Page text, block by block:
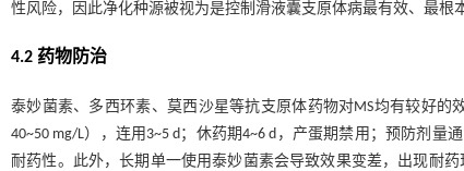
性风险，因此净化种源被视为是控制滑液囊支原体病最有效、最根
4.2 药物防治
泰妙菌素、多西环素、莫西沙星等抗支原体药物对MS均有较好的
40~50 mg/L），连用3~5 d；休药期4~6 d，产蛋期禁用；预防剂
耐药性。此外，长期单一使用泰妙菌素会导致效果变差，出现耐